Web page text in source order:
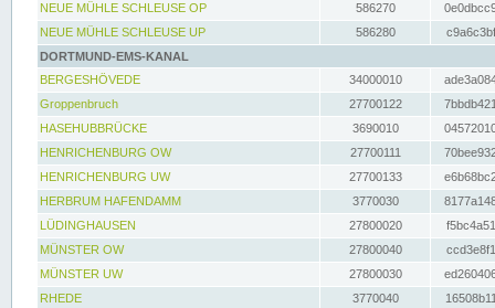
NEUE MÜHLE SCHLEUSE OP
586270
NEUE MÜHLE SCHLEUSE UP
586280
DORTMUND-EMS-KANAL
BERGESHÖVEDE
34000010
Groppenbruch
27700122
HASEHUBBRÜCKE
3690010
HENRICHENBURG OW
27700111
HENRICHENBURG UW
27700133
HERBRUM HAFENDAMM
3770030
LÜDINGHAUSEN
27800020
MÜNSTER OW
27800040
MÜNSTER UW
27800030
RHEDE
3770040